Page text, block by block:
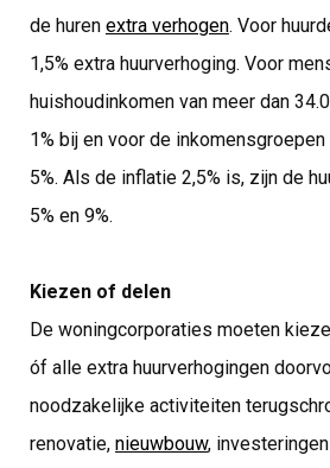
de huren extra verhogen. Voor
1,5% extra huurverhoging. Voor
huishoudinkomen van meer dan
1% bij en voor de
5%. Als de inflatie 2,5% is, zijn de
5% en 9%.
Kiezen of delen
De woningcorporaties moeten
óf alle extra huurverhogingen
noodzakelijke activiteiten
renovatie, nieuwbouw,